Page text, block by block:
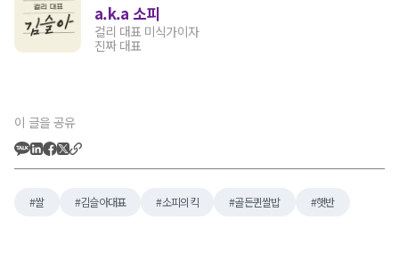
a.k.a 소피
컬리 대표 미식가이자
진짜 대표
이 글을 공유
쌀 김슬아대표 소피의킥 골든퀸쌀밥 햇반